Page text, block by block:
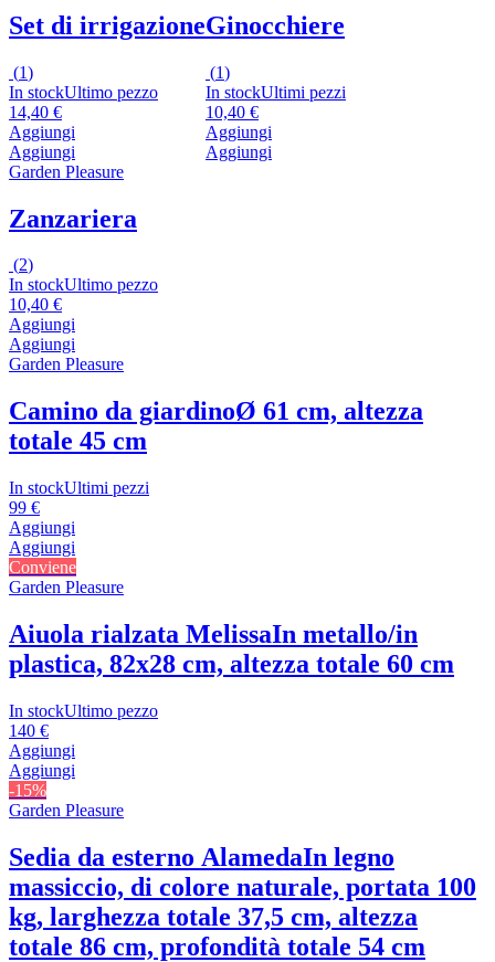
Set di irrigazione
(1)
In stockUltimo pezzo
14,40 €
Aggiungi
Aggiungi
Ginocchiere
(1)
In stockUltimi pezzi
10,40 €
Aggiungi
Aggiungi
Garden Pleasure
Zanzariera
(2)
In stockUltimo pezzo
10,40 €
Aggiungi
Aggiungi
Garden Pleasure
Camino da giardinoØ 61 cm, altezza
totale 45 cm
In stockUltimi pezzi
99 €
Aggiungi
Aggiungi
Conviene
Garden Pleasure
Aiuola rialzata MelissaIn metallo/in
plastica, 82x28 cm, altezza totale 60 cm
In stockUltimo pezzo
140 €
Aggiungi
Aggiungi
-15%
Garden Pleasure
Sedia da esterno AlamedaIn legno
massiccio, di colore naturale, portata 100
kg, larghezza totale 37,5 cm, altezza
totale 86 cm, profondità totale 54 cm